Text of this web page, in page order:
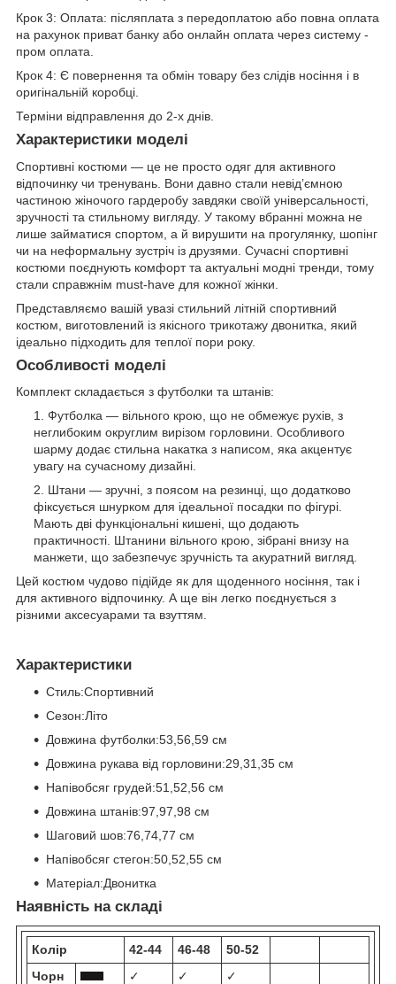
Крок 3: Оплата: післяплата з передоплатою або повна оплата
на рахунок приват банку або онлайн оплата через систему -
пром оплата.
Крок 4: Є повернення та обмін товару без слідів носіння і в
оригінальній коробці.
Терміни відправлення до 2-х днів.
Характеристики моделі
Спортивні костюми — це не просто одяг для активного
відпочинку чи тренувань. Вони давно стали невід’ємною
частиною жіночого гардеробу завдяки своїй універсальності,
зручності та стильному вигляду. У такому вбранні можна не
лише займатися спортом, а й вирушити на прогулянку, шопінг
чи на неформальну зустріч із друзями. Сучасні спортивні
костюми поєднують комфорт та актуальні модні тренди, тому
стали справжнім must-have для кожної жінки.
Представляємо вашій увазі стильний літній спортивний
костюм, виготовлений із якісного трикотажу двонитка, який
ідеально підходить для теплої пори року.
Особливості моделі
Комплект складається з футболки та штанів:
Футболка — вільного крою, що не обмежує рухів, з
неглибоким округлим вирізом горловини. Особливого
шарму додає стильна накатка з написом, яка акцентує
увагу на сучасному дизайні.
Штани — зручні, з поясом на резинці, що додатково
фіксується шнурком для ідеальної посадки по фігурі.
Мають дві функціональні кишені, що додають
практичності. Штанини вільного крою, зібрані внизу на
манжети, що забезпечує зручність та акуратний вигляд.
Цей костюм чудово підійде як для щоденного носіння, так і
для активного відпочинку. А ще він легко поєднується з
різними аксесуарами та взуттям.
Характеристики
Стиль:Спортивний
Сезон:Літо
Довжина футболки:53,56,59 см
Довжина рукава від горловини:29,31,35 см
Напівобсяг грудей:51,52,56 см
Довжина штанів:97,97,98 см
Шаговий шов:76,74,77 см
Напівобсяг стегон:50,52,55 см
Матеріал:Двонитка
Наявність на складі
Колір 42-44 46-48
50-52
Чорн
✓ ✓ ✓